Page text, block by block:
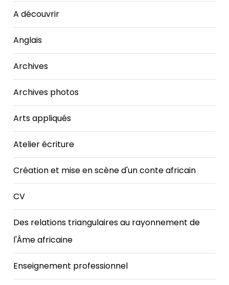
A découvrir
Anglais
Archives
Archives photos
Arts appliqués
Atelier écriture
Création et mise en scène d'un conte africain
CV
Des relations triangulaires au rayonnement de
l'Âme africaine
Enseignement professionnel